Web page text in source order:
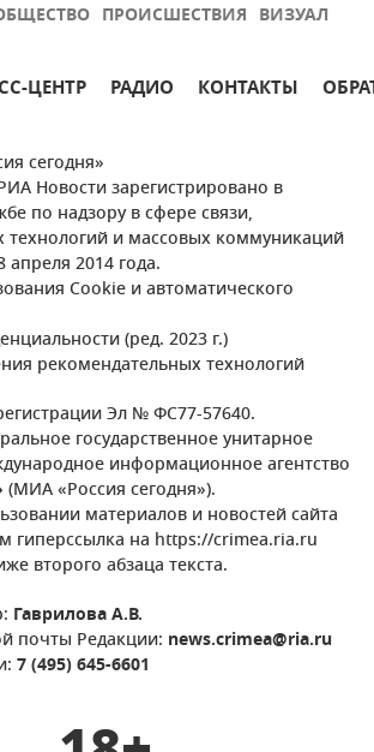
ПРОИСШЕСТВИЯ ВИЗУАЛ
ЦЕНТР РАДИО КОНТАКТЫ
сегодня»
Новости зарегистрировано в
по надзору в сфере связи,
и массовых коммуникаций
2014 года.
Cookie и автоматического
(ред. 2023 г.)
рекомендательных технологий
Эл № ФС77-57640.
государственное унитарное
информационное агентство
(МИА «Россия сегодня»).
материалов и новостей сайта
гиперссылка на https://crimea.ria.ru
второго абзаца текста.
Гаврилова А.В.
почты Редакции: news.crimea@ria.ru
7 (495) 645-6601